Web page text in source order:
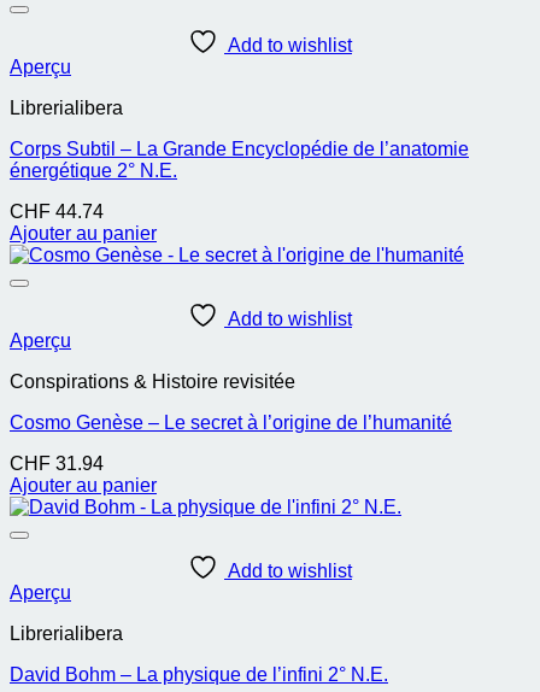
Add to wishlist
Aperçu
Librerialibera
Corps Subtil – La Grande Encyclopédie de l’anatomie
énergétique 2° N.E.
CHF 44.74
Ajouter au panier
Add to wishlist
Aperçu
Conspirations & Histoire revisitée
Cosmo Genèse – Le secret à l’origine de l’humanité
CHF 31.94
Ajouter au panier
Add to wishlist
Aperçu
Librerialibera
David Bohm – La physique de l’infini 2° N.E.